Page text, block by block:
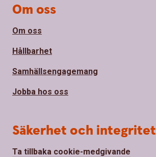
Om oss
Om oss
Hållbarhet
Samhällsengagemang
Jobba hos oss
Säkerhet och integritet
Ta tillbaka cookie-medgivande